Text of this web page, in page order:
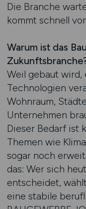
Die Branche
kommt schnell
Warum ist das
Weil gebaut wird,
Technologien
Wohnraum,
Unternehmen
Dieser Bedarf ist
Themen wie
sogar noch
das: Wer sich
entscheidet,
eine stabile